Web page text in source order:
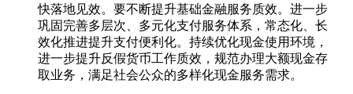
快落地见效。要不断提升基础金融服务质效。进一步
巩固完善多层次、多元化支付服务体系，常态化、长
效化推进提升支付便利化。持续优化现金使用环境，
进一步提升反假货币工作质效，规范办理大额现金存
取业务，满足社会公众的多样化现金服务需求。